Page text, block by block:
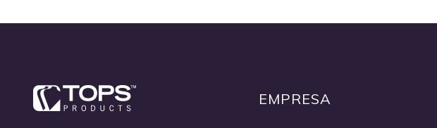
EMPRESA